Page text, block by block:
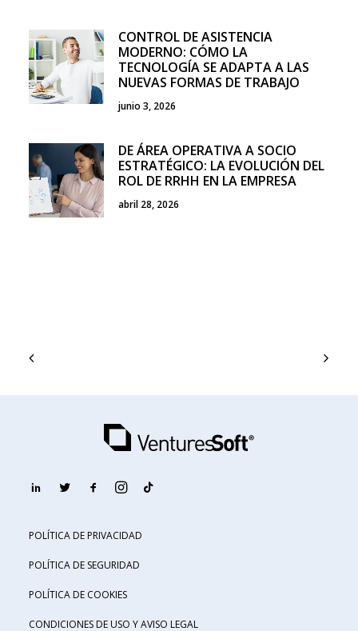
CONTROL DE ASISTENCIA
MODERNO: CÓMO LA
TECNOLOGÍA SE ADAPTA A LAS
NUEVAS FORMAS DE TRABAJO
junio 3, 2026
DE ÁREA OPERATIVA A SOCIO
ESTRATÉGICO: LA EVOLUCIÓN DEL
ROL DE RRHH EN LA EMPRESA
abril 28, 2026
POLÍTICA DE PRIVACIDAD
POLÍTICA DE SEGURIDAD
POLÍTICA DE COOKIES
CONDICIONES DE USO Y AVISO LEGAL